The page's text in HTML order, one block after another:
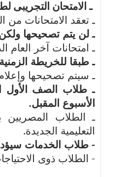
ـ الامتحان التجريبى لطلاب
ـ تعقد الامتحانات من
ـ لن يتم تصحيحها
ـ امتحانات آخر العام
ـ طبقا للخريطة
ـ سيتم تصحيحها
ـ طلاب الصف الأول
الأسبوع المقبل.
ـ الطلاب المصريين
التعليمية الجديدة.
- طلاب الخدمات
- الطلاب ذوى